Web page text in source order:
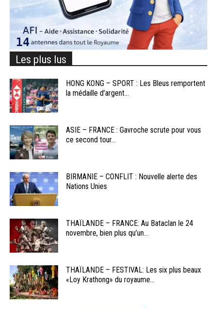
Les plus lus
HONG KONG – SPORT : Les Bleus remportent
la médaille d’argent...
ASIE – FRANCE : Gavroche scrute pour vous
ce second tour...
BIRMANIE – CONFLIT : Nouvelle alerte des
Nations Unies
THAÏLANDE – FRANCE: Au Bataclan le 24
novembre, bien plus qu’un...
THAÏLANDE – FESTIVAL: Les six plus beaux
«Loy Krathong» du royaume...